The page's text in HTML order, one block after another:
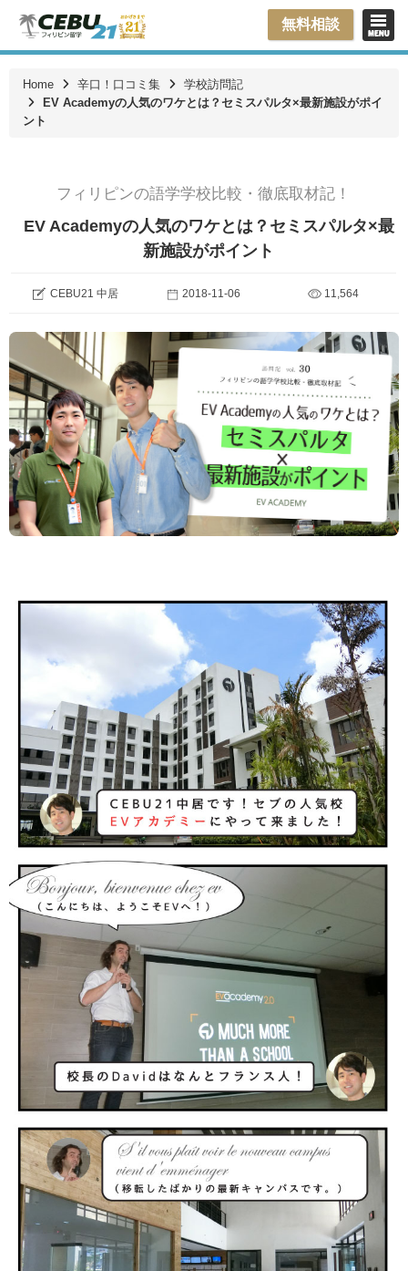
無料相談
Home 辛口！口コミ集
学校訪問記
EV Academyの人気のワケとは？セミスパルタ×最新施設がポイ
ント
フィリピンの語学学校比較・徹底取材記！
EV Academyの人気のワケとは？セミスパルタ×最
新施設がポイント
CEBU21 中居 2018-11-06 11,564